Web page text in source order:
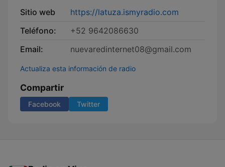
Sitio web
https://latuza.ismyradio.com
Teléfono:
+52 9642086630
Email:
nuevaredinternet08@gmail.com
Actualiza esta información de radio
Compartir
Facebook Twitter